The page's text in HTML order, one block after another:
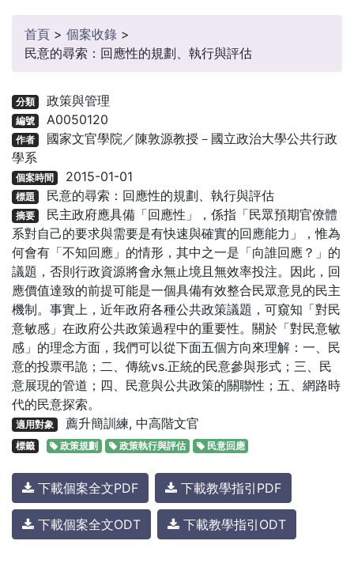
首頁 > 個案收錄 >
民意的尋索：回應性的規劃、執行與評估
分類 政策與管理
編號 A0050120
作者 國家文官學院／陳敦源教授－國立政治大學公共行政
學系
個案時間 2015-01-01
標題 民意的尋索：回應性的規劃、執行與評估
摘要 民主政府應具備「回應性」，係指「民眾預期官僚體
系對自己的要求與需要是有快速與確實的回應能力」，惟為
何會有「不知回應」的情形，其中之一是「向誰回應？」的
議題，否則行政資源將會永無止境且無效率投注。因此，回
應價值達致的前提可能是一個具備有效整合民眾意見的民主
機制。事實上，近年政府各種公共政策議題，可窺知「對民
意敏感」在政府公共政策過程中的重要性。關於「對民意敏
感」的理念方面，我們可以從下面五個方向來理解：一、民
意的投票弔詭；二、傳統vs.正統的民意參與形式；三、民
意展現的管道；四、民意與公共政策的關聯性；五、網路時
代的民意探索。
適用對象 薦升簡訓練, 中高階文官
標籤 政策規劃 政策執行與評估 民意回應
下載個案全文PDF 下載教學指引PDF
下載個案全文ODT 下載教學指引ODT